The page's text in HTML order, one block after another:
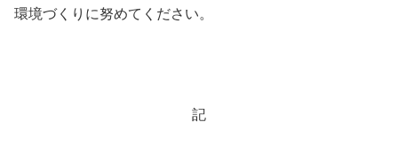
環境づくりに努めてください。
記